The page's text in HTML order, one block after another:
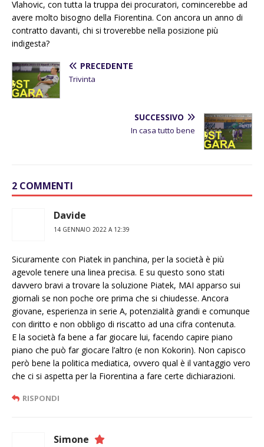
Vlahovic, con tutta la truppa dei procuratori, comincerebbe ad
avere molto bisogno della Fiorentina. Con ancora un anno di
contratto davanti, chi si troverebbe nella posizione più
indigesta?
PRECEDENTE
Trivinta
SUCCESSIVO
In casa tutto bene
2 COMMENTI
Davide
14 GENNAIO 2022 A 12:39
Sicuramente con Piatek in panchina, per la società è più
agevole tenere una linea precisa. E su questo sono stati
davvero bravi a trovare la soluzione Piatek, MAI apparso sui
giornali se non poche ore prima che si chiudesse. Ancora
giovane, esperienza in serie A, potenzialità grandi e comunque
con diritto e non obbligo di riscatto ad una cifra contenuta.
E la società fa bene a far giocare lui, facendo capire piano
piano che può far giocare l’altro (e non Kokorin). Non capisco
però bene la politica mediatica, ovvero qual è il vantaggio vero
che ci si aspetta per la Fiorentina a fare certe dichiarazioni.
RISPONDI
Simone